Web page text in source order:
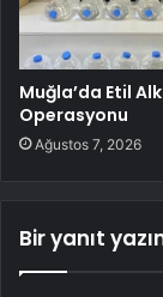
Muğla’da Etil
Operasyonu
Ağustos 7, 2026
Bir yanıt